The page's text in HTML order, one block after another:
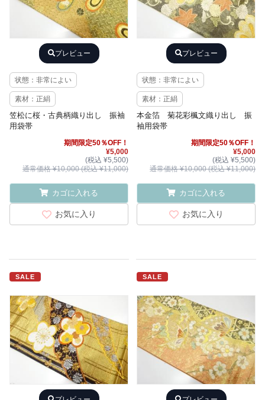
プレビュー
状態：非常によい
素材：正絹
笠松に桜・古典柄織り出し 振袖
用袋帯
期間限定50％OFF！
¥5,000
(税込 ¥5,500)
通常価格 ¥10,000 (税込 ¥11,000)
カゴに入れる
お気に入り
プレビュー
状態：非常によい
素材：正絹
本金箔 菊花彩楓文織り出し 振
袖用袋帯
期間限定50％OFF！
¥5,000
(税込 ¥5,500)
通常価格 ¥10,000 (税込 ¥11,000)
カゴに入れる
お気に入り
SALE SALE